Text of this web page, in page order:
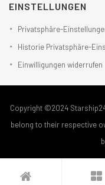
EINSTELLUNGEN
Privatsphäre-
Historie Privatsphäre-
Einwilligungen widerrufen
Copyright ©2024
belong to their respective